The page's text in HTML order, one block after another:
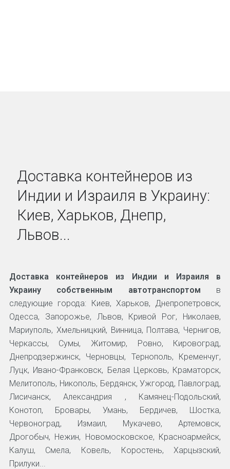
Доставка контейнеров из
Индии и Израиля в Украину:
Киев, Харьков, Днепр,
Львов...
Доставка контейнеров из Индии и Израиля в
Украину собственным автотранспортом в
следующие города: Киев, Харьков, Днепропетровск,
Одесса, Запорожье, Львов, Кривой Рог, Николаев,
Мариуполь, Хмельницкий, Винница, Полтава, Чернигов,
Черкассы, Сумы, Житомир, Ровно, Кировоград,
Днепродзержинск, Черновцы, Тернополь, Кременчуг,
Луцк, Ивано-Франковск, Белая Церковь, Краматорск,
Мелитополь, Никополь, Бердянск, Ужгород, Павлоград,
Лисичанск, Александрия , Камянец-Подольский,
Конотоп, Бровары, Умань, Бердичев, Шостка,
Червоноград, Измаил, Мукачево, Артемовск,
Дрогобыч, Нежин, Новомосковское, Красноармейск,
Калуш, Смела, Ковель, Коростень, Харцызский,
Прилуки...